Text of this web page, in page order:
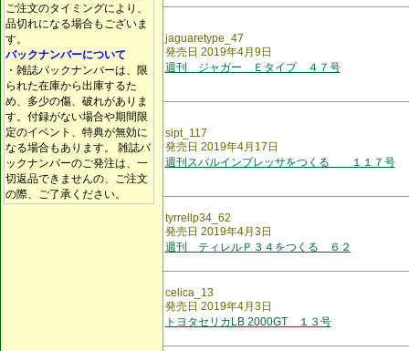
ご注文のタイミングにより、
品切れになる場合もございま
す。
バックナンバーについて
・雑誌バックナンバーは、限
られた在庫から出庫するた
め、多少の傷、破れがありま
す。付録がない場合や期間限
定のイベント、特典が無効に
なる場合もあります。 雑誌バ
ックナンバーのご発注は、一
切返品できませんの、ご注文
の際、ご了承ください。
jaguaretype_47
発売日 2019年4月9日
週刊 ジャガー Ｅタイプ ４７号
sipt_117
発売日 2019年4月17日
週刊スバルインプレッサをつくる １１７号
tyrrellp34_62
発売日 2019年4月3日
週刊 ティレルＰ３４をつくる ６２
celica_13
発売日 2019年4月3日
トヨタセリカLB 2000GT １３号